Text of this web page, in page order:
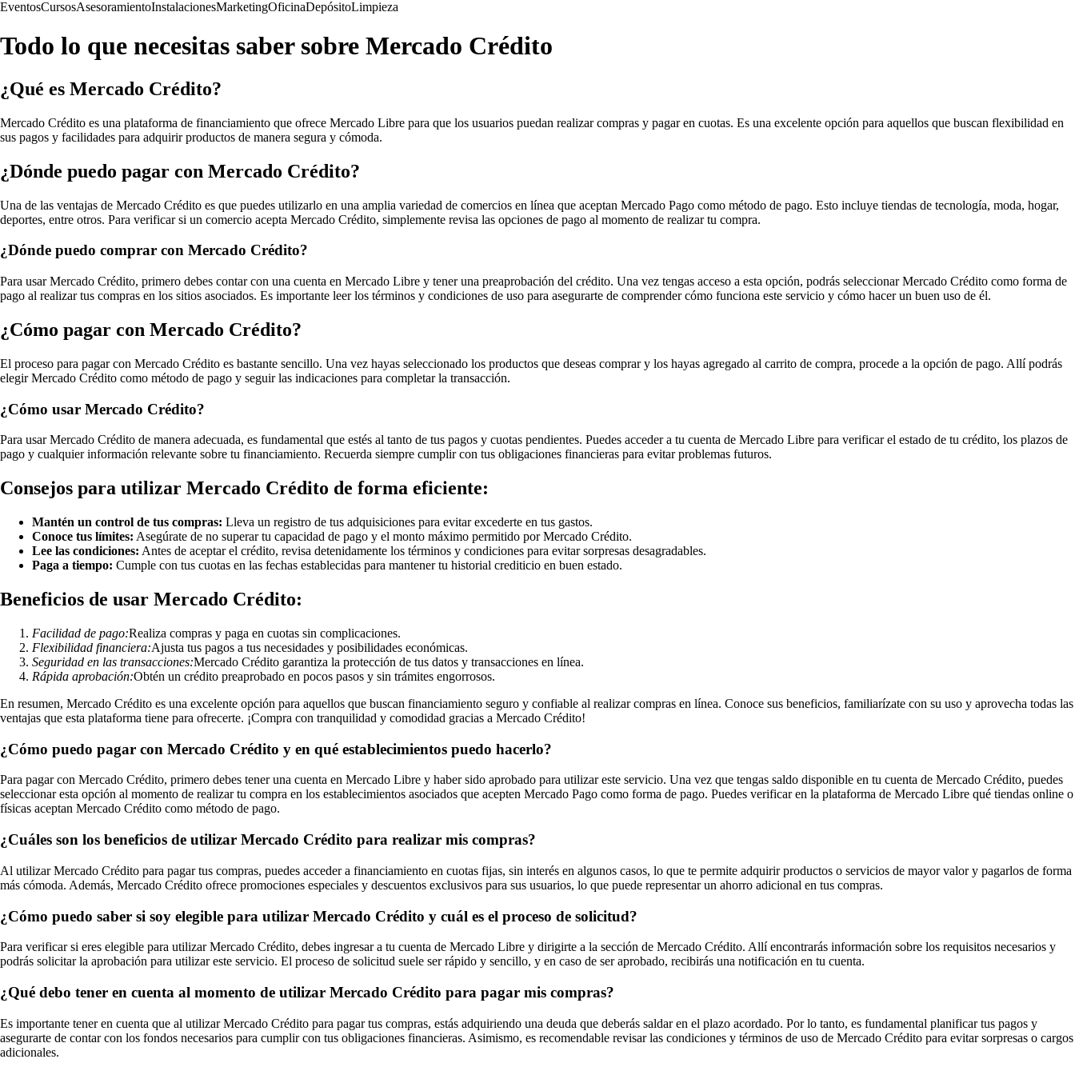
EventosCursosAsesoramientoInstalacionesMarketingOficinaDepósitoLimpieza
Todo lo que necesitas saber sobre Mercado Crédito
¿Qué es Mercado Crédito?
Mercado Crédito es una plataforma de financiamiento que ofrece Mercado Libre para que los usuarios puedan realizar compras y pagar en cuotas. Es una excelente opción para aquellos que buscan flexibilidad en
sus pagos y facilidades para adquirir productos de manera segura y cómoda.
¿Dónde puedo pagar con Mercado Crédito?
Una de las ventajas de Mercado Crédito es que puedes utilizarlo en una amplia variedad de comercios en línea que aceptan Mercado Pago como método de pago. Esto incluye tiendas de tecnología, moda, hogar,
deportes, entre otros. Para verificar si un comercio acepta Mercado Crédito, simplemente revisa las opciones de pago al momento de realizar tu compra.
¿Dónde puedo comprar con Mercado Crédito?
Para usar Mercado Crédito, primero debes contar con una cuenta en Mercado Libre y tener una preaprobación del crédito. Una vez tengas acceso a esta opción, podrás seleccionar Mercado Crédito como forma de
pago al realizar tus compras en los sitios asociados. Es importante leer los términos y condiciones de uso para asegurarte de comprender cómo funciona este servicio y cómo hacer un buen uso de él.
¿Cómo pagar con Mercado Crédito?
El proceso para pagar con Mercado Crédito es bastante sencillo. Una vez hayas seleccionado los productos que deseas comprar y los hayas agregado al carrito de compra, procede a la opción de pago. Allí podrás
elegir Mercado Crédito como método de pago y seguir las indicaciones para completar la transacción.
¿Cómo usar Mercado Crédito?
Para usar Mercado Crédito de manera adecuada, es fundamental que estés al tanto de tus pagos y cuotas pendientes. Puedes acceder a tu cuenta de Mercado Libre para verificar el estado de tu crédito, los plazos de
pago y cualquier información relevante sobre tu financiamiento. Recuerda siempre cumplir con tus obligaciones financieras para evitar problemas futuros.
Consejos para utilizar Mercado Crédito de forma eficiente:
Mantén un control de tus compras: Lleva un registro de tus adquisiciones para evitar excederte en tus gastos.
Conoce tus límites: Asegúrate de no superar tu capacidad de pago y el monto máximo permitido por Mercado Crédito.
Lee las condiciones: Antes de aceptar el crédito, revisa detenidamente los términos y condiciones para evitar sorpresas desagradables.
Paga a tiempo: Cumple con tus cuotas en las fechas establecidas para mantener tu historial crediticio en buen estado.
Beneficios de usar Mercado Crédito:
Facilidad de pago:Realiza compras y paga en cuotas sin complicaciones.
Flexibilidad financiera:Ajusta tus pagos a tus necesidades y posibilidades económicas.
Seguridad en las transacciones:Mercado Crédito garantiza la protección de tus datos y transacciones en línea.
Rápida aprobación:Obtén un crédito preaprobado en pocos pasos y sin trámites engorrosos.
En resumen, Mercado Crédito es una excelente opción para aquellos que buscan financiamiento seguro y confiable al realizar compras en línea. Conoce sus beneficios, familiarízate con su uso y aprovecha todas las
ventajas que esta plataforma tiene para ofrecerte. ¡Compra con tranquilidad y comodidad gracias a Mercado Crédito!
¿Cómo puedo pagar con Mercado Crédito y en qué establecimientos puedo hacerlo?
Para pagar con Mercado Crédito, primero debes tener una cuenta en Mercado Libre y haber sido aprobado para utilizar este servicio. Una vez que tengas saldo disponible en tu cuenta de Mercado Crédito, puedes
seleccionar esta opción al momento de realizar tu compra en los establecimientos asociados que acepten Mercado Pago como forma de pago. Puedes verificar en la plataforma de Mercado Libre qué tiendas online o
físicas aceptan Mercado Crédito como método de pago.
¿Cuáles son los beneficios de utilizar Mercado Crédito para realizar mis compras?
Al utilizar Mercado Crédito para pagar tus compras, puedes acceder a financiamiento en cuotas fijas, sin interés en algunos casos, lo que te permite adquirir productos o servicios de mayor valor y pagarlos de forma
más cómoda. Además, Mercado Crédito ofrece promociones especiales y descuentos exclusivos para sus usuarios, lo que puede representar un ahorro adicional en tus compras.
¿Cómo puedo saber si soy elegible para utilizar Mercado Crédito y cuál es el proceso de solicitud?
Para verificar si eres elegible para utilizar Mercado Crédito, debes ingresar a tu cuenta de Mercado Libre y dirigirte a la sección de Mercado Crédito. Allí encontrarás información sobre los requisitos necesarios y
podrás solicitar la aprobación para utilizar este servicio. El proceso de solicitud suele ser rápido y sencillo, y en caso de ser aprobado, recibirás una notificación en tu cuenta.
¿Qué debo tener en cuenta al momento de utilizar Mercado Crédito para pagar mis compras?
Es importante tener en cuenta que al utilizar Mercado Crédito para pagar tus compras, estás adquiriendo una deuda que deberás saldar en el plazo acordado. Por lo tanto, es fundamental planificar tus pagos y
asegurarte de contar con los fondos necesarios para cumplir con tus obligaciones financieras. Asimismo, es recomendable revisar las condiciones y términos de uso de Mercado Crédito para evitar sorpresas o cargos
adicionales.